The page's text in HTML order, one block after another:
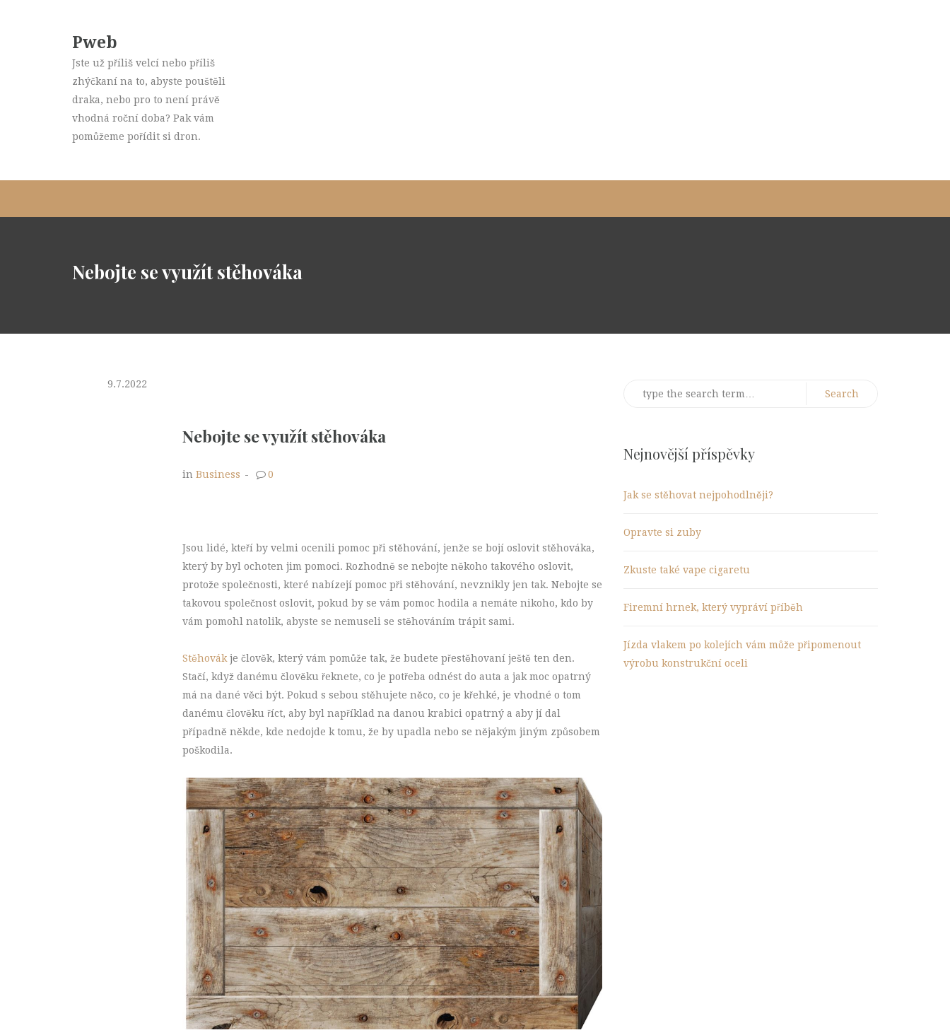
Pweb
Jste už příliš velcí nebo příliš
zhýčkaní na to, abyste pouštěli
draka, nebo pro to není právě
vhodná roční doba? Pak vám
pomůžeme pořídit si dron.
Nebojte se využít stěhováka
9.7.2022
Nebojte se využít stěhováka
in Business - 0
Jsou lidé, kteří by velmi ocenili pomoc při stěhování, jenže se bojí oslovit stěhováka,
který by byl ochoten jim pomoci. Rozhodně se nebojte někoho takového oslovit,
protože společnosti, které nabízejí pomoc při stěhování, nevznikly jen tak. Nebojte se
takovou společnost oslovit, pokud by se vám pomoc hodila a nemáte nikoho, kdo by
vám pomohl natolik, abyste se nemuseli se stěhováním trápit sami.
Stěhovák je člověk, který vám pomůže tak, že budete přestěhovaní ještě ten den.
Stačí, když danému člověku řeknete, co je potřeba odnést do auta a jak moc opatrný
má na dané věci být. Pokud s sebou stěhujete něco, co je křehké, je vhodné o tom
danému člověku říct, aby byl například na danou krabici opatrný a aby jí dal
případně někde, kde nedojde k tomu, že by upadla nebo se nějakým jiným způsobem
poškodila.
Search
Nejnovější příspěvky
Jak se stěhovat nejpohodlněji?
Opravte si zuby
Zkuste také vape cigaretu
Firemní hrnek, který vypráví příběh
Jízda vlakem po kolejích vám může připomenout
výrobu konstrukční oceli